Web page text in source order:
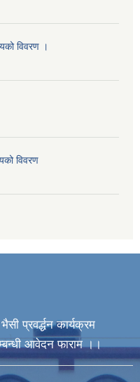
विवरण ।
विवरण
प्रवर्द्धन कार्यक्रम
आवेदन फाराम ।।